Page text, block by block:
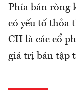
Phía bán ròng
có yếu tố thỏa
CII là các cổ
giá trị bán tập